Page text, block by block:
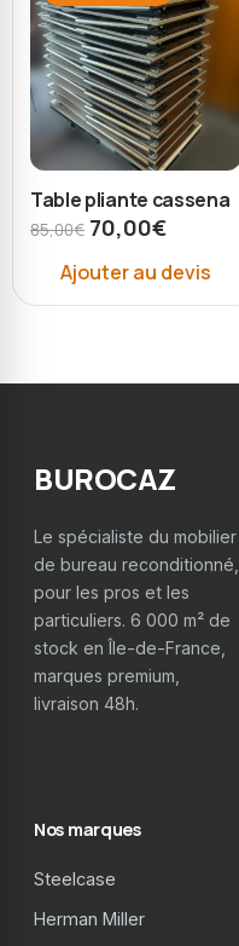
Table pliante cassena
85,00€ 70,00€
Ajouter au devis
BUROCAZ
Le spécialiste du mobilier
de bureau reconditionné,
pour les pros et les
particuliers. 6 000 m² de
stock en Île-de-France,
marques premium,
livraison 48h.
Nos marques
Steelcase
Herman Miller